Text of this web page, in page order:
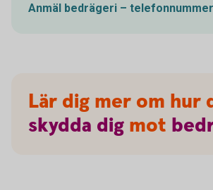
Anmäl bedrägeri –
Lär dig mer om hur
skydda dig mot